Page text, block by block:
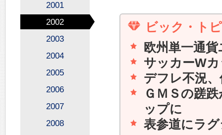
2001
2002
2003
2004
2005
2006
2007
2008
ビック・ト
欧州単一通
サッカーW
デフレ不況
ＧＭＳの蹉
ップに
表参道にラ